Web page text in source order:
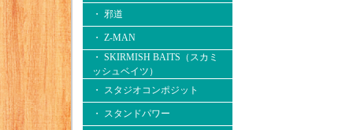
・ 邪道
・ Z-MAN
・ SKIRMISH BAITS（スカミ
ッシュベイツ）
・ スタジオコンポジット
・ スタンドパワー